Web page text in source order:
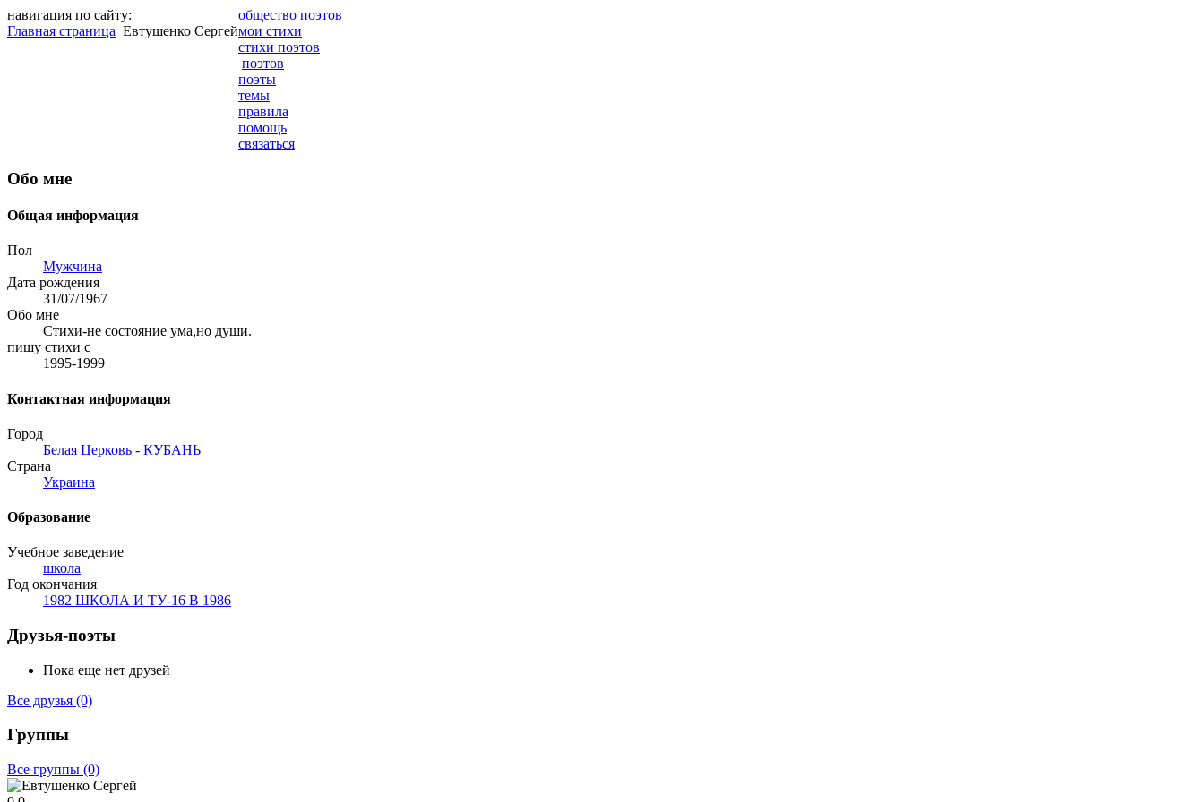
навигация по сайту:
Главная страница Eвтушенко Сергей
общество поэтов
мои стихи
стихи поэтов
поэтов
поэты
темы
правила
помощь
связаться
Обо мне
Общая информация
Пол
Мужчина
Дата рождения
31/07/1967
Обо мне
Стихи-не состояние ума,но души.
пишу стихи с
1995-1999
Контактная информация
Город
Белая Церковь - КУБАНЬ
Страна
Украина
Образование
Учебное заведение
школа
Год окончания
1982 ШКОЛА И ТУ-16 В 1986
Друзья-поэты
Пока еще нет друзей
Все друзья (0)
Группы
Все группы (0)